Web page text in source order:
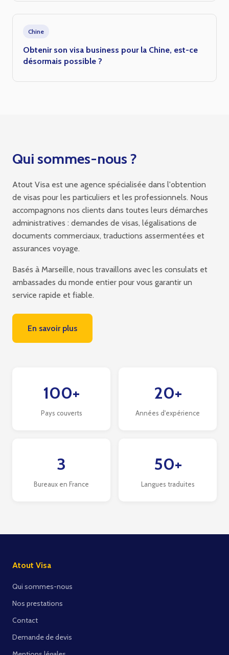
Chine
Obtenir son visa business pour la Chine, est-ce
désormais possible ?
Qui sommes-nous ?
Atout Visa est une agence spécialisée dans l'obtention
de visas pour les particuliers et les professionnels. Nous
accompagnons nos clients dans toutes leurs démarches
administratives : demandes de visas, légalisations de
documents commerciaux, traductions assermentées et
assurances voyage.
Basés à Marseille, nous travaillons avec les consulats et
ambassades du monde entier pour vous garantir un
service rapide et fiable.
En savoir plus
100+
Pays couverts
20+
Années d'expérience
3
Bureaux en France
50+
Langues traduites
Atout Visa
Qui sommes-nous
Nos prestations
Contact
Demande de devis